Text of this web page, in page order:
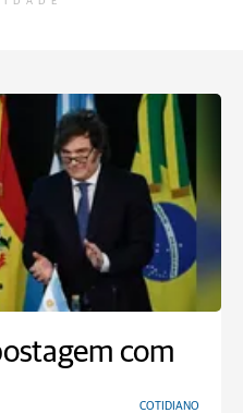
com
COTIDIANO